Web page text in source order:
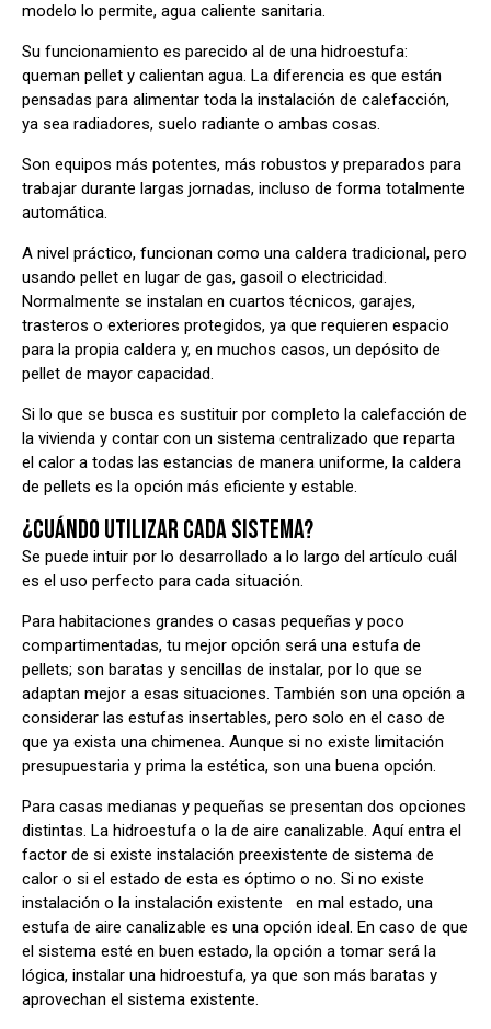
modelo lo permite, agua caliente sanitaria.
Su funcionamiento es parecido al de una hidroestufa:
queman pellet y calientan agua. La diferencia es que están
pensadas para alimentar toda la instalación de calefacción,
ya sea radiadores, suelo radiante o ambas cosas.
Son equipos más potentes, más robustos y preparados para
trabajar durante largas jornadas, incluso de forma totalmente
automática.
A nivel práctico, funcionan como una caldera tradicional, pero
usando pellet en lugar de gas, gasoil o electricidad.
Normalmente se instalan en cuartos técnicos, garajes,
trasteros o exteriores protegidos, ya que requieren espacio
para la propia caldera y, en muchos casos, un depósito de
pellet de mayor capacidad.
Si lo que se busca es sustituir por completo la calefacción de
la vivienda y contar con un sistema centralizado que reparta
el calor a todas las estancias de manera uniforme, la caldera
de pellets es la opción más eficiente y estable.
¿CUÁNDO UTILIZAR CADA SISTEMA?
Se puede intuir por lo desarrollado a lo largo del artículo cuál
es el uso perfecto para cada situación.
Para habitaciones grandes o casas pequeñas y poco
compartimentadas, tu mejor opción será una estufa de
pellets; son baratas y sencillas de instalar, por lo que se
adaptan mejor a esas situaciones. También son una opción a
considerar las estufas insertables, pero solo en el caso de
que ya exista una chimenea. Aunque si no existe limitación
presupuestaria y prima la estética, son una buena opción.
Para casas medianas y pequeñas se presentan dos opciones
distintas. La hidroestufa o la de aire canalizable. Aquí entra el
factor de si existe instalación preexistente de sistema de
calor o si el estado de esta es óptimo o no. Si no existe
instalación o la instalación existente en mal estado, una
estufa de aire canalizable es una opción ideal. En caso de que
el sistema esté en buen estado, la opción a tomar será la
lógica, instalar una hidroestufa, ya que son más baratas y
aprovechan el sistema existente.